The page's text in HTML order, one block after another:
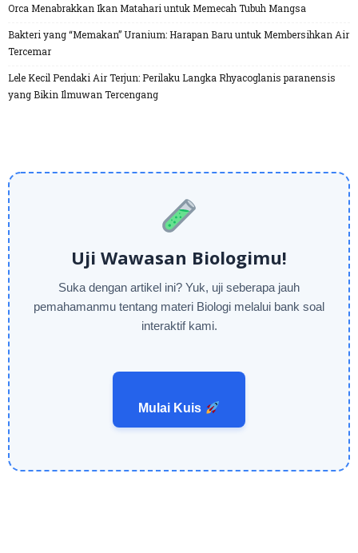
Orca Menabrakkan Ikan Matahari untuk Memecah Tubuh Mangsa
Bakteri yang “Memakan” Uranium: Harapan Baru untuk Membersihkan Air
Tercemar
Lele Kecil Pendaki Air Terjun: Perilaku Langka Rhyacoglanis paranensis
yang Bikin Ilmuwan Tercengang
Uji Wawasan Biologimu!
Suka dengan artikel ini? Yuk, uji seberapa jauh
pemahamanmu tentang materi Biologi melalui bank soal
interaktif kami.
Mulai Kuis